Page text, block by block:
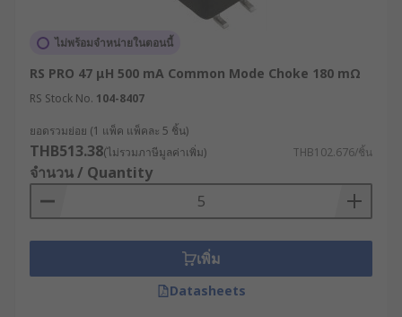
ไม่พร้อมจำหน่ายในตอนนี้
RS PRO 47 μH 500 mA Common Mode Choke 180 mΩ
RS Stock No. 104-8407
ยอดรวมย่อย (1 แพ็ค แพ็คละ 5 ชิ้น)
THB513.38(ไม่รวมภาษีมูลค่าเพิ่ม) THB102.676/ชิ้น
จำนวน / Quantity
เพิ่ม
Datasheets